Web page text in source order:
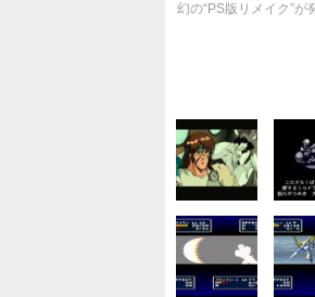
幻の“PS版リメイク”